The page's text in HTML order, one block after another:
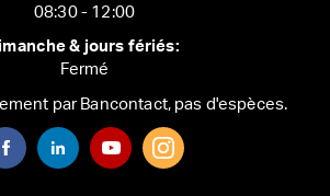
08:30 - 12:00
& jours fériés:
Fermé
par Bancontact, pas d'espèces.